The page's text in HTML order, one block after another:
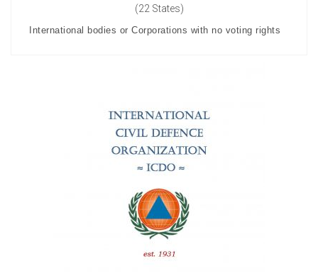
(22 States)
International bodies or Corporations with no voting rights